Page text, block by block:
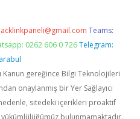
Teams:
0262 606 0 726 Telegram:
Kanun gereğince Bilgi Teknolojileri
onaylanmış bir Yer Sağlayıcı
sitedeki içerikleri proaktif
bulunmamaktadır.